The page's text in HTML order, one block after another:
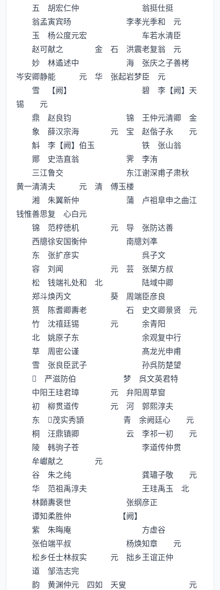
五 胡宏仁仲 翁挺仕挺
翁孟寅宾旸 李孝光季和 元
玉 杨公度元宏 车若水清臣
赵可献之 金 石 洪震老复翁 元
妙 林遹述中 海 张庆之子善栲
岑安卿静能 元 华 张起岩梦臣 元
雪 【阙】 碧 李【阙】天
锡 元
鼎 赵良钧 锦 王仲元清卿 金
象 薛汉宗海 元 宝 赵偕子永 元
斛 李【阙】伯玉 铁 张山翁
鄮 史浩直翁 霁 李洧
三江鲁交 东江谢深甫子肃秋
黄一清清夫 元 清 傅玉楼
湘 朱翼新仲 蒲 卢祖臯申之曲江
钱惟善思复 心白元
锦 范梈徳机 元 导 张防达善
西牕徐安国衡仲 南牕刘凖
东 张扩彦实 呉子文
容 刘闻 元 芸 张榘方叔
松 钱端礼处和 北 陆域中卿
郑斗焕丙文 葵 周端臣彦良
筼 陈耆卿夀老 石 史文卿景贤 元
竹 沈禧廷锡 元 余青阳
北 姚原子东 余观复中行
草 周密公谨 髙龙光申甫
雪 张良臣武子 孙呉防楚望
 严滋防伯 梦 呉文英君特
中阳王珪君璋 元 弁阳周草窗
初 柳贯道传 元 河 郭熙淳夫
东 茂实秀頴 青 余阙廷心 元
桐 汪鼎镇卿 云 李祁一初 元
陵 韩驹子苍 李道传仲贯
牟巘献之 元
谷 朱之纯 龚璛子敬 元
华 范祖禹淳夫 王珪禹玉 北
林頥夀褒世 张纲彦正
谭知柔胜仲 【阙】
紫 朱晦庵 方虚谷
张伯端平叔 杨焕知章 元
松乡任士林叔实 元 拙乡王谊正仲
道 邹浩志完
韵 黄渊仲元 四如 天叟 元